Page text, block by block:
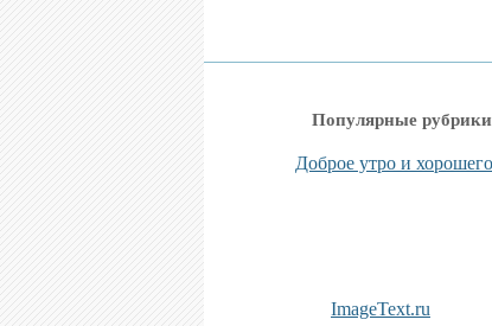
Популярные
Доброе утро и
ImageText.ru